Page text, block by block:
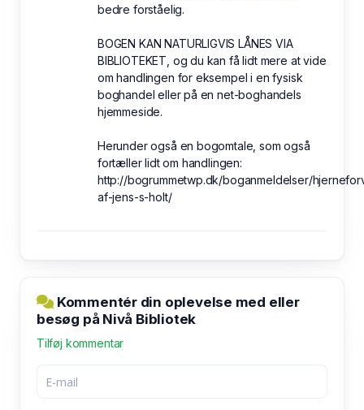
bedre forståelig.
BOGEN KAN NATURLIGVIS LÅNES VIA
BIBLIOTEKET, og du kan få lidt mere at vide
om handlingen for eksempel i en fysisk
boghandel eller på en net-boghandels
hjemmeside.
Herunder også en bogomtale, som også
fortæller lidt om handlingen:
http://bogrummetwp.dk/boganmeldelser/
af-jens-s-holt/
Kommentér din oplevelse med eller
besøg på Nivå Bibliotek
Tilføj kommentar